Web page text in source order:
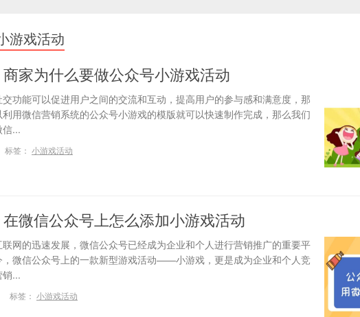
游戏活动
商家为什么要做公众号小游戏活动
功能可以促进用户之间的交流和互动，提高用户的参与感和满意度，那
用微信营销系统的公众号小游戏的模版就可以快速制作完成，那么我们
...
标签： 小游戏活动
在微信公众号上怎么添加小游戏活动
网的迅速发展，微信公众号已经成为企业和个人进行营销推广的重要平
，微信公众号上的一款新型游戏活动——小游戏，更是成为企业和个人竞
...
标签： 小游戏活动